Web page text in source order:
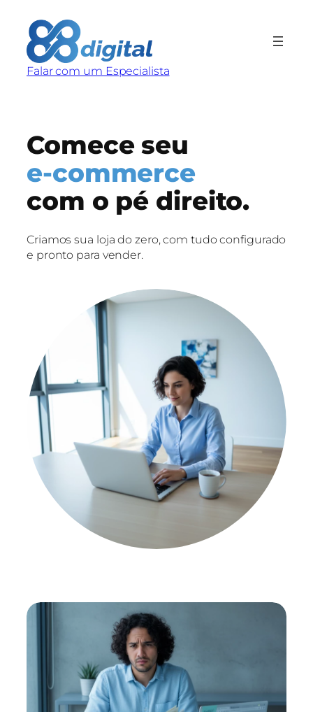
conteúdo
Falar com um Especialista
Comece seu
e-commerce
com o pé direito.
Criamos sua loja do zero, com tudo configurado
e pronto para vender.